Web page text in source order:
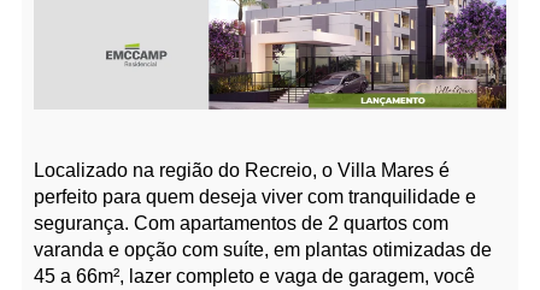
Localizado na região do Recreio, o Villa Mares é
perfeito para quem deseja viver com tranquilidade e
segurança. Com apartamentos de 2 quartos com
varanda e opção com suíte, em plantas otimizadas de
45 a 66m², lazer completo e vaga de garagem, você